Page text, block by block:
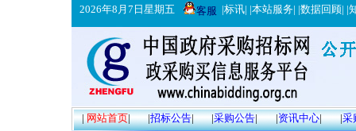
2026年8月7日星期五 客服 |标讯| |本站服务| |数据回顾| |
|网站首页| |招标公告| |采购公告| |资讯中心| |采